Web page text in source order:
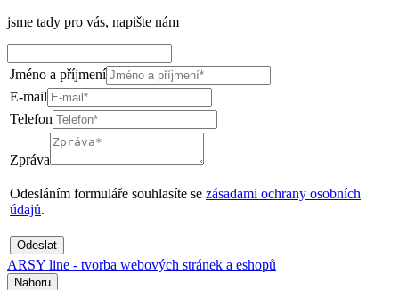
jsme tady pro vás, napište nám
Jméno a příjmení
E-mail
Telefon
Zpráva
Odesláním formuláře souhlasíte se zásadami ochrany osobních
údajů.
Odeslat
ARSY line - tvorba webových stránek a eshopů
Nahoru